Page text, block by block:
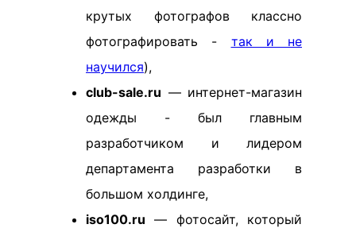
крутых фотографов классно
фотографировать - так и не
научился),
club-sale.ru — интернет-магазин
одежды - был главным
разработчиком и лидером
департамента разработки в
большом холдинге,
iso100.ru — фотосайт, который